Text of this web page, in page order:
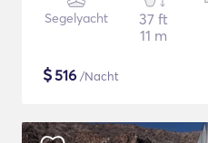
Segelyacht
37 ft
11 m
$516 /Nacht